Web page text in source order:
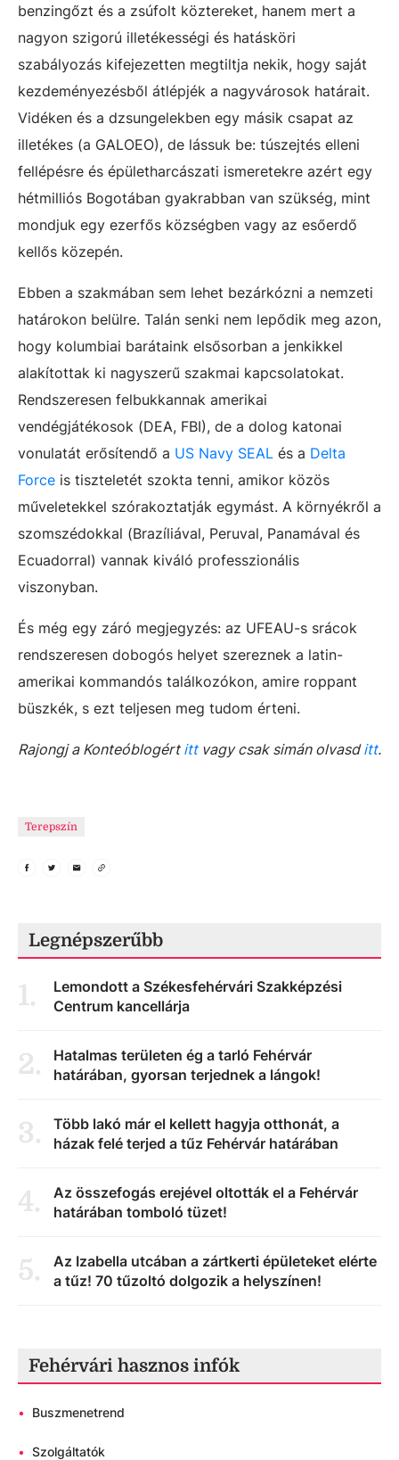
benzingőzt és a zsúfolt köztereket, hanem mert a
nagyon szigorú illetékességi és hatásköri
szabályozás kifejezetten megtiltja nekik, hogy saját
kezdeményezésből átlépjék a nagyvárosok határait.
Vidéken és a dzsungelekben egy másik csapat az
illetékes (a GALOEO), de lássuk be: túszejtés elleni
fellépésre és épületharcászati ismeretekre azért egy
hétmilliós Bogotában gyakrabban van szükség, mint
mondjuk egy ezerfős községben vagy az esőerdő
kellős közepén.
Ebben a szakmában sem lehet bezárkózni a nemzeti
határokon belülre. Talán senki nem lepődik meg azon,
hogy kolumbiai barátaink elsősorban a jenkikkel
alakítottak ki nagyszerű szakmai kapcsolatokat.
Rendszeresen felbukkannak amerikai
vendégjátékosok (DEA, FBI), de a dolog katonai
vonulatát erősítendő a US Navy SEAL és a Delta
Force is tiszteletét szokta tenni, amikor közös
műveletekkel szórakoztatják egymást. A környékről a
szomszédokkal (Brazíliával, Peruval, Panamával és
Ecuadorral) vannak kiváló professzionális
viszonyban.
És még egy záró megjegyzés: az UFEAU-s srácok
rendszeresen dobogós helyet szereznek a latin-
amerikai kommandós találkozókon, amire roppant
büszkék, s ezt teljesen meg tudom érteni.
Rajongj a Konteóblogért ittvagy csak simán olvasditt.
Terepszín
Legnépszerűbb
1.
Lemondott a Székesfehérvári Szakképzési
Centrum kancellárja
2.
Hatalmas területen ég a tarló Fehérvár
határában, gyorsan terjednek a lángok!
3.
Több lakó már el kellett hagyja otthonát, a
házak felé terjed a tűz Fehérvár határában
4.
Az összefogás erejével oltották el a Fehérvár
határában tomboló tüzet!
5.
Az Izabella utcában a zártkerti épületeket elérte
a tűz! 70 tűzoltó dolgozik a helyszínen!
Fehérvári hasznos infók
• Buszmenetrend
• Szolgáltatók